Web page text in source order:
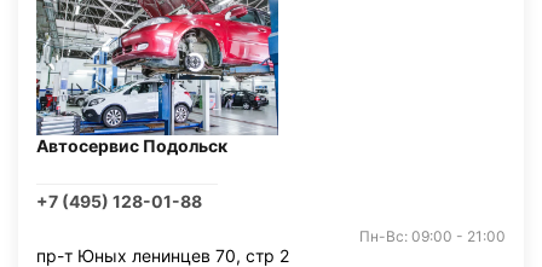
Автосервис Подольск
+7 (495) 128-01-88
Пн-Вс: 09:00 - 21:00
пр-т Юных ленинцев 70, стр 2